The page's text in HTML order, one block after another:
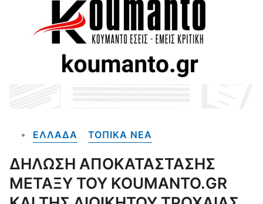
ΕΛΛΑΔΑ ΤΟΠΙΚΑ NEA
ΔΗΛΩΣΗ ΑΠΟΚΑΤΑΣΤΑΣΗΣ
ΜΕΤΑΞΥ ΤΟΥ KOUMANTO.GR